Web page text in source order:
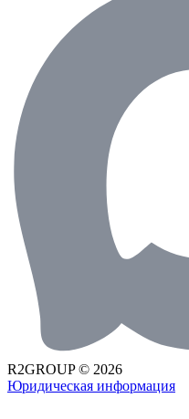
R2GROUP © 2026
Юридическая информация